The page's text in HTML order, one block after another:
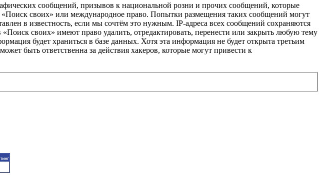
сообщений, призывов к национальной розни и прочих сообщений, которые
своих» или международное право. Попытки размещения таких сообщений могут
в известность, если мы сочтём это нужным. IP-адреса всех сообщений сохраняются
своих» имеют право удалить, отредактировать, перенести или закрыть любую тему
будет храниться в базе данных. Хотя эта информация не будет открыта третьим
быть ответственна за действия хакеров, которые могут привести к